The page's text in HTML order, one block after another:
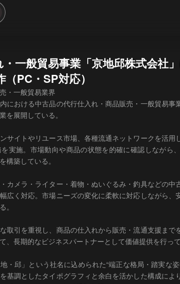
一般貿易事業「京地邱株式会社
PC・SP対応）
・一般貿易業界
における中古品の代行仕入れ・商品販売・一般貿易事
を展開している。
サイトやリユース市場、各種流通ネットワークを活用
実施。市場動向や商品の状態を的確に確認しながら
構築している。
カメラ・ライター・着物・ぬいぐるみ・釣具などの中
広く対応。市場ニーズの変化に柔軟に対応しながら、
。
取引を重視し、商品の仕入れから販売・流通支援まで
、長期的なビジネスパートナーとして価値提供を行って
・邱」という社名に込められた“端正な格局・踏実な
基調としたタイポグラフィと余白を活かした構成によ